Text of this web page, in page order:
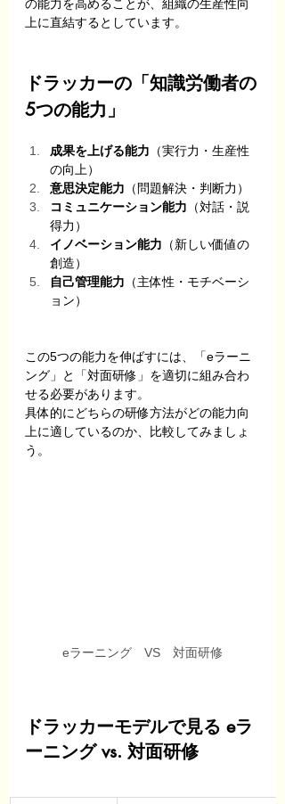
の能力を高めることが、組織の生産性向
上に直結するとしています。
ドラッカーの「知識労働者の
5つの能力」
成果を上げる能力 （実行力・生産性
の向上）
意思決定能力 （問題解決・判断力）
コミュニケーション能力 （対話・説
得力）
イノベーション能力 （新しい価値の
創造）
自己管理能力 （主体性・モチベーシ
ョン）
この5つの能力を伸ばすには、「eラーニ
ング」と「対面研修」を適切に組み合わ
せる必要があります。
具体的にどちらの研修方法がどの能力向
上に適しているのか、比較してみましょ
う。
eラーニング　VS　対面研修
ドラッカーモデルで見る eラ
ーニング vs. 対面研修